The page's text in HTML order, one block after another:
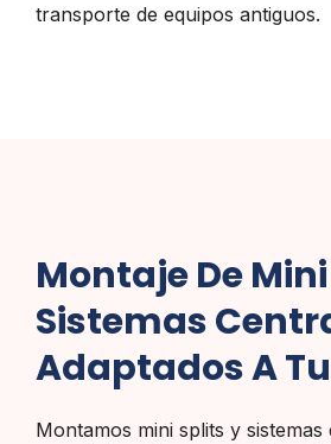
transporte de equipos antiguos.
Montaje De
Sistemas
Adaptados A
Montamos mini splits y sistemas